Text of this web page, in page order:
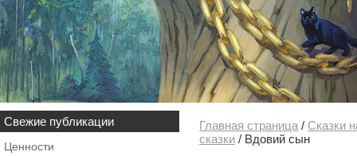
Свежие публикации
Ценности
Главная страница / Сказки
сказки / Вдовий сын